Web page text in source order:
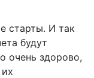
старты. И так
будут
очень здорово,